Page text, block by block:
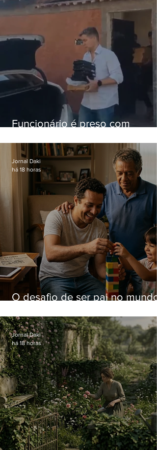
Funcionário é preso com
Hospital do Andaraí
O desafio de ser pai no mundo
Jornal Daki
há 18 horas
Jornal Daki
há 18 horas